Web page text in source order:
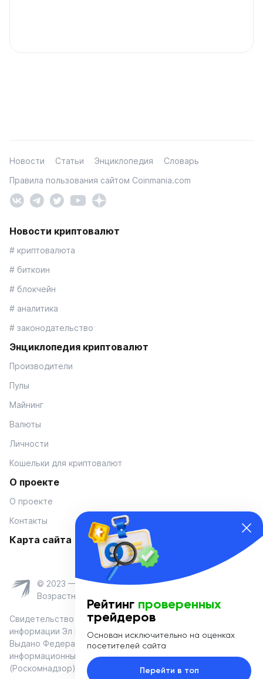
Новости Статьи Энциклопедия
Словарь
Правила пользования сайтом Coinmania.com
Новости криптовалют
# криптовалюта
# биткоин
# блокчейн
# аналитика
# законодательство
Энциклопедия криптовалют
Производители
Пулы
Майнинг
Валюты
Личности
Кошельки для криптовалют
О проекте
О проекте
Контакты
Карта сайта
© 2023 — Coinmania
Возрастное ограничение 16+
Свидетельство о регистрации средства массовой
информации Эл № ФС 77-74908 от «25» января 2019 г.
Выдано Федеральной службой по надзору в сфере связи,
информационных технологий и массовых коммуникаций
(Роскомнадзор)
Рейтинг проверенных
трейдеров
Основан исключительно на оценках
посетителей сайта
Перейти в топ